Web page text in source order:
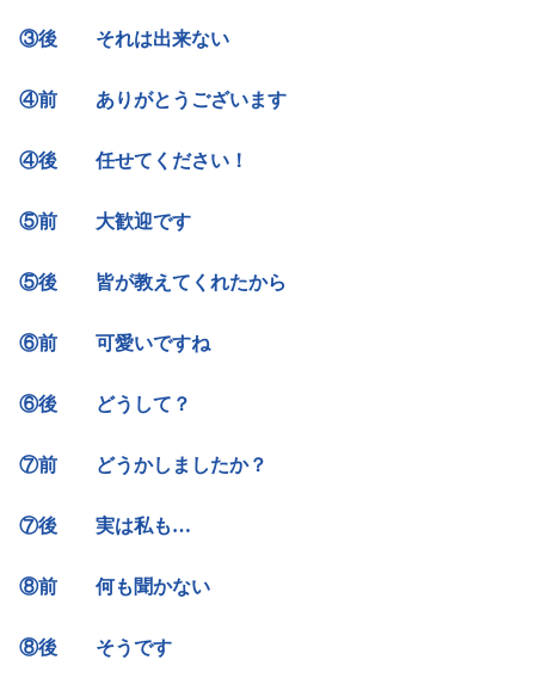
③後 それは出来ない
④前 ありがとうございます
④後 任せてください！
⑤前 大歓迎です
⑤後 皆が教えてくれたから
⑥前 可愛いですね
⑥後 どうして？
⑦前 どうかしましたか？
⑦後 実は私も…
⑧前 何も聞かない
⑧後 そうです